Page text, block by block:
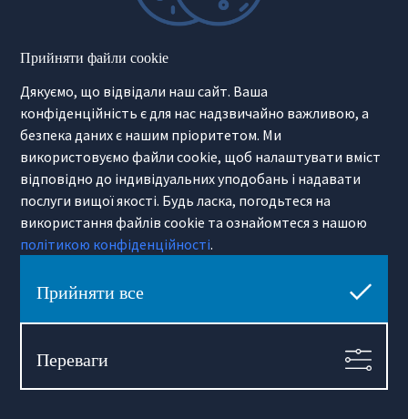
Second Home
Готельний оператор
Інформація
Лише в нас
Технологія
Лінки Kraków
Як ми представляємо вашу
нерухомість
Міський гід
Політики приватності
Примітка про переклади
Про Hamilton May
Кар’єра
Hamilton May Warszawa
Sienna 39
Прийняти файли cookie
Дякуємо, що відвідали наш сайт. Ваша
конфіденційність є для нас надзвичайно важливою, а
безпека даних є нашим пріоритетом. Ми
використовуємо файли cookie, щоб налаштувати вміст
відповідно до індивідуальних уподобань і надавати
послуги вищої якості. Будь ласка, погодьтеся на
використання файлів cookie та ознайомтеся з нашою
політикою конфіденційності.
Прийняти все
Переваги